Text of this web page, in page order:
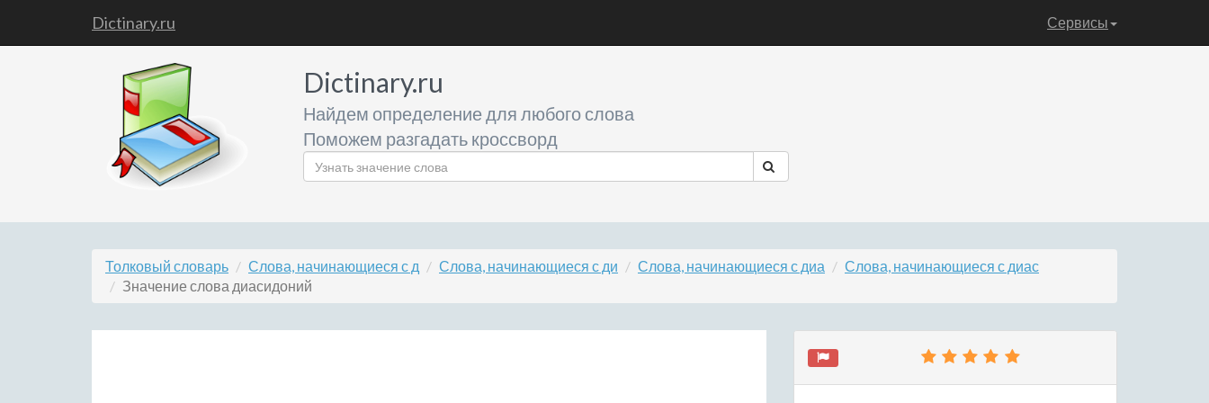
Dictinary.ru Сервисы
Dictinary.ru
Найдем определение для любого слова
Поможем разгадать кроссворд
Толковый словарь Слова, начинающиеся с д Слова, начинающиеся с ди Слова, начинающиеся с диа
Слова, начинающиеся с диас
Значение слова диасидоний